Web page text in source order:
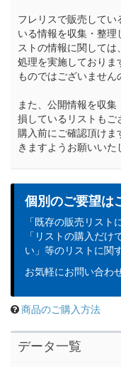
フレリスで販売してい
いる情報を収集・整理
ストの情報に関して
処理を実施しておりま
ものではございません
また、公開情報を収
損しているリストもご
購入前にご確認頂け
きますようお願いいた
個別のご要望は
「既存の販売リスト
「リストの購入だ
い」等のリストに関
お気軽にお問い合わ
商品のご購入方法
データ一覧